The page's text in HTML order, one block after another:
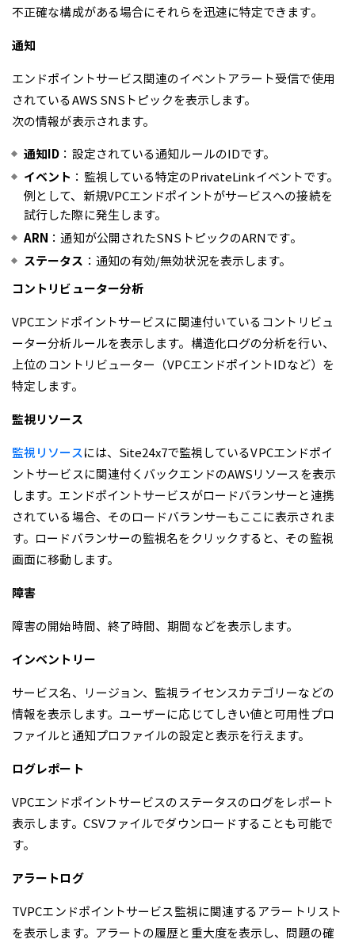
不正確な構成がある場合にそれらを迅速に特定できます。
通知
エンドポイントサービス関連のイベントアラート受信で使用
されているAWS SNSトピックを表示します。
次の情報が表示されます。
通知ID ：設定されている通知ルールのIDです。
イベント ：監視している特定のPrivateLinkイベントです。
例として、新規VPCエンドポイントがサービスへの接続を
試行した際に発生します。
ARN ：通知が公開されたSNSトピックのARNです。
ステータス ：通知の有効/無効状況を表示します。
コントリビューター分析
VPCエンドポイントサービスに関連付いているコントリビュ
ーター分析ルールを表示します。構造化ログの分析を行い、
上位のコントリビューター（VPCエンドポイントIDなど）を
特定します。
監視リソース
監視リソースには、Site24x7で監視しているVPCエンドポイ
ントサービスに関連付くバックエンドのAWSリソースを表示
します。エンドポイントサービスがロードバランサーと連携
されている場合、そのロードバランサーもここに表示されま
す。ロードバランサーの監視名をクリックすると、その監視
画面に移動します。
障害
障害の開始時間、終了時間、期間などを表示します。
インベントリー
サービス名、リージョン、監視ライセンスカテゴリーなどの
情報を表示します。ユーザーに応じてしきい値と可用性プロ
ファイルと通知プロファイルの設定と表示を行えます。
ログレポート
VPCエンドポイントサービスのステータスのログをレポート
表示します。CSVファイルでダウンロードすることも可能で
す。
アラートログ
TVPCエンドポイントサービス監視に関連するアラートリスト
を表示します。アラートの履歴と重大度を表示し、問題の確